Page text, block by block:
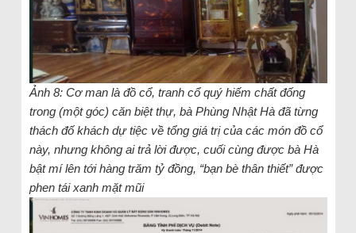
Ảnh 8: Cơ man là đồ cổ, tranh cổ quý hiếm chất đống
trong (một góc) căn biệt thự, bà Phùng Nhật Hà đã từng
thách đố khách dự tiệc về tổng giá trị của các món đồ cổ
này, nhưng không ai trả lời được, cuối cùng được bà Hà
bật mí lên tới hàng trăm tỷ đồng, “bạn bè thân thiết” được
phen tái xanh mặt mũi